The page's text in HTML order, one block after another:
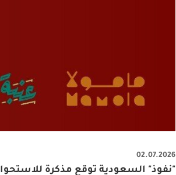
02.07.2026
"نفوذ" السعودية توقع مذكرة للاستحواذ على 70% من